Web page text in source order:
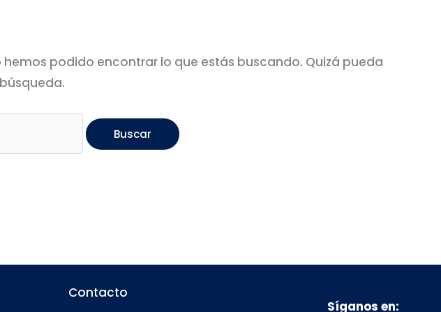
hemos podido encontrar lo que estás buscando. Quizá pueda
Contacto
Síganos en: